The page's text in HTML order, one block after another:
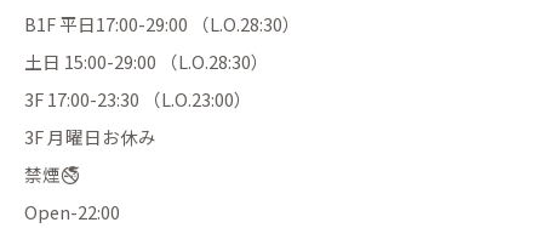
B1F 平日17:00-29:00 （L.O.28:30）
土日 15:00-29:00 （L.O.28:30）
3F 17:00-23:30 （L.O.23:00）
3F 月曜日お休み
禁煙🚭
Open-22:00